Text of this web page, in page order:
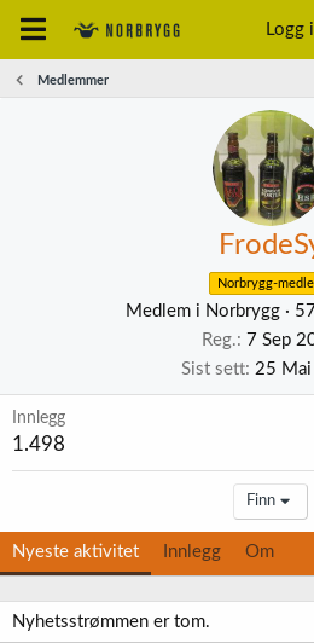
Logg
Medlemmer
Norbrygg-
Medlem i Norbrygg · 57
Reg.
7 Sep
Sist sett 25
Innlegg
1.498
Finn
Nyeste aktivitet Innlegg Om
Nyhetsstrømmen er tom.